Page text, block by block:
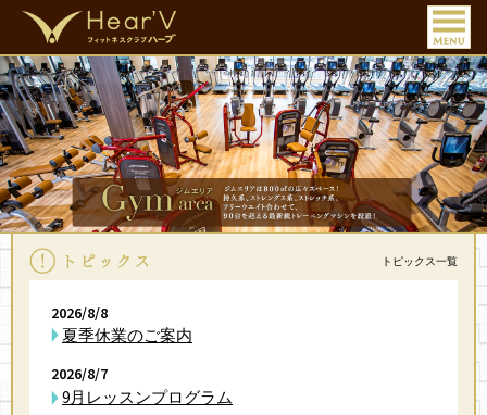
トピックス一覧
2026/8/8
夏季休業のご案内
2026/8/7
9月レッスンプログラム